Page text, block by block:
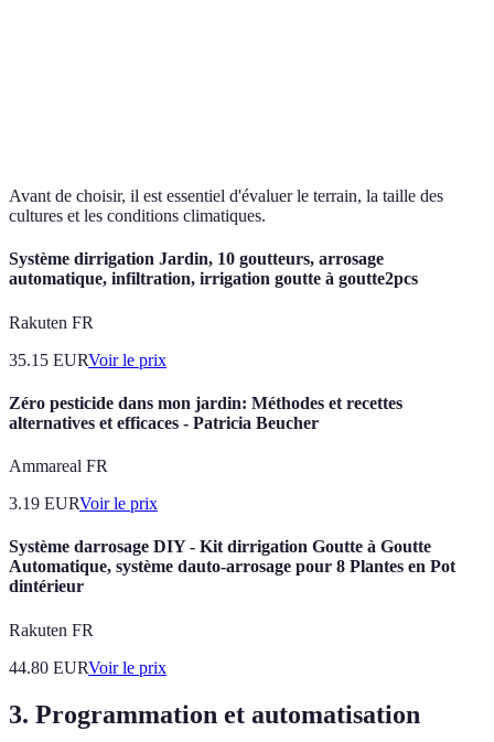
Avant de choisir, il est essentiel d'évaluer le terrain, la taille des
cultures et les conditions climatiques.
Système dirrigation Jardin, 10 goutteurs, arrosage
automatique, infiltration, irrigation goutte à goutte2pcs
Rakuten FR
35.15 EURVoir le prix
Zéro pesticide dans mon jardin: Méthodes et recettes
alternatives et efficaces - Patricia Beucher
Ammareal FR
3.19 EURVoir le prix
Système darrosage DIY - Kit dirrigation Goutte à Goutte
Automatique, système dauto-arrosage pour 8 Plantes en Pot
dintérieur
Rakuten FR
44.80 EURVoir le prix
3. Programmation et automatisation